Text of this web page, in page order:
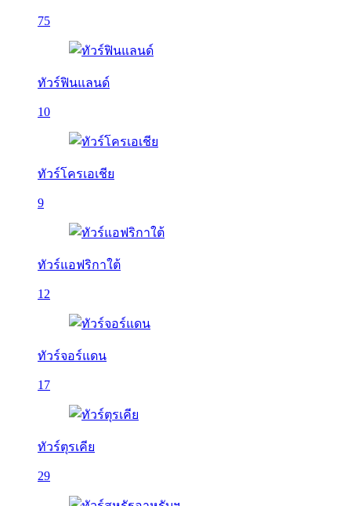
75
ทัวร์ฟินแลนด์
10
ทัวร์โครเอเชีย
9
ทัวร์แอฟริกาใต้
12
ทัวร์จอร์แดน
17
ทัวร์ตุรเคีย
29